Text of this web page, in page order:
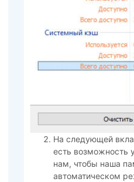
На следующей
есть возможность
нам, чтобы наша
автоматическом